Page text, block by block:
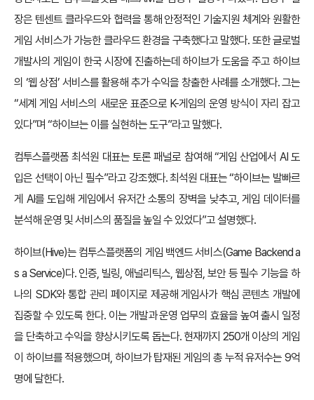
장은 텐센트 클라우드와 협력을 통해 안정적인 기술지원 체계와 원활한
게임 서비스가 가능한 클라우드 환경을 구축했다고 말했다. 또한 글로벌
개발사의 게임이 한국 시장에 진출하는데 하이브가 도움을 주고 하이브
의 ‘웹 상점’ 서비스를 활용해 추가 수익을 창출한 사례를 소개했다. 그는
“세계 게임 서비스의 새로운 표준으로 K-게임의 운영 방식이 자리 잡고
있다”며 “하이브는 이를 실현하는 도구”라고 말했다.
컴투스플랫폼 최석원 대표는 토론 패널로 참여해 “게임 산업에서 AI 도
입은 선택이 아닌 필수”라고 강조했다. 최석원 대표는 “하이브는 발빠르
게 AI를 도입해 게임에서 유저간 소통의 장벽을 낮추고, 게임 데이터를
분석해 운영 및 서비스의 품질을 높일 수 있었다”고 설명했다.
하이브(Hive)는 컴투스플랫폼의 게임 백엔드 서비스(Game Backend a
s a Service)다. 인증, 빌링, 애널리틱스, 웹상점, 보안 등 필수 기능을 하
나의 SDK와 통합 관리 페이지로 제공해 게임사가 핵심 콘텐츠 개발에
집중할 수 있도록 한다. 이는 개발과 운영 업무의 효율을 높여 출시 일정
을 단축하고 수익을 향상시키도록 돕는다. 현재까지 250개 이상의 게임
이 하이브를 적용했으며, 하이브가 탑재된 게임의 총 누적 유저수는 9억
명에 달한다.